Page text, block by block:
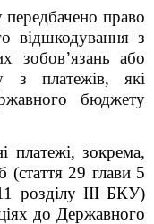
право
відшкодування з
або
з платежів, які
бюджету
платежі, зокрема,
(стаття 29 глави 5
розділу ІІІ БКУ)
до Державного